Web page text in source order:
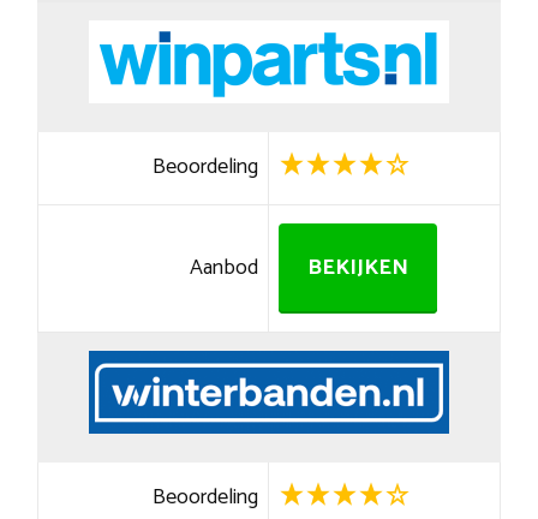
Beoordeling
Aanbod BEKIJKEN
Beoordeling